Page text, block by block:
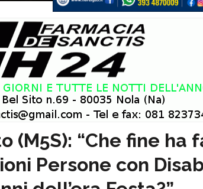
(M5S): “Che fine ha
Persone con